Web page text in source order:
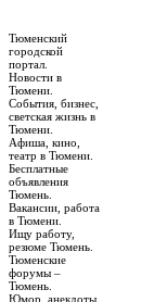
Тюменский
городской
портал.
Новости в
Тюмени.
События, бизнес,
светская жизнь в
Тюмени.
Афиша, кино,
театр в Тюмени.
Бесплатные
объявления
Тюмень.
Вакансии, работа
в Тюмени.
Ищу работу,
резюме Тюмень.
Тюменские
форумы –
Тюмень.
Юмор, анекдоты,